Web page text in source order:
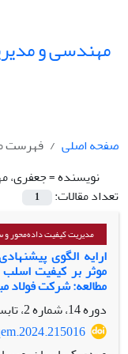
مهندسی و
صفحه اصلی
فهرست
نویسنده =جعفری،
تعداد مقالات:
1
مدیریت کیفیت داده‌محور
ارایه الگوی
موثر بر کیفیت
مطالعه: شرکت فولاد
دوره 14، شماره 2، تابستان 1403، صفحه